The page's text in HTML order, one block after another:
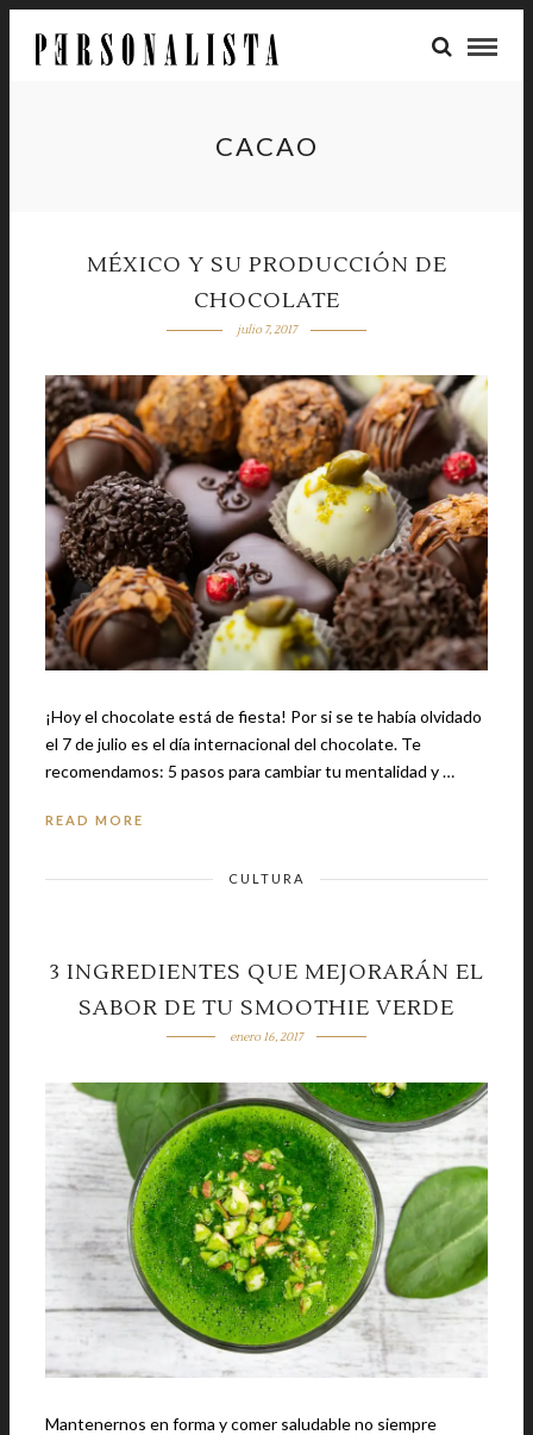
CACAO
MÉXICO Y SU PRODUCCIÓN DE
CHOCOLATE
julio 7, 2017
¡Hoy el chocolate está de fiesta! Por si se te había olvidado
el 7 de julio es el día internacional del chocolate. Te
recomendamos: 5 pasos para cambiar tu mentalidad y …
READ MORE
CULTURA
3 INGREDIENTES QUE MEJORARÁN EL
SABOR DE TU SMOOTHIE VERDE
enero 16, 2017
Mantenernos en forma y comer saludable no siempre